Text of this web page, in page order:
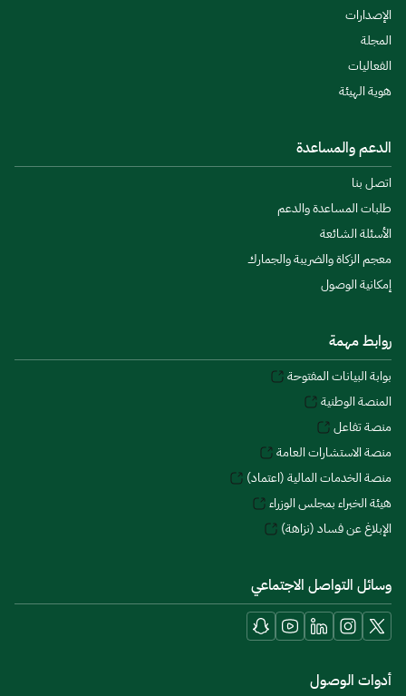
الإصدارات
المجلة
الفعاليات
هوية الهيئة
الدعم والمساعدة
اتصل بنا
طلبات المساعدة والدعم
الأسئلة الشائعة
معجم الزكاة والضريبة والجمارك
إمكانية الوصول
روابط مهمة
بوابة البيانات المفتوحة
المنصة الوطنية
منصة تفاعل
منصة الاستشارات العامة
منصة الخدمات المالية (اعتماد)
هيئة الخبراء بمجلس الوزراء
الإبلاغ عن فساد (نزاهة)
وسائل التواصل الاجتماعي
أدوات الوصول